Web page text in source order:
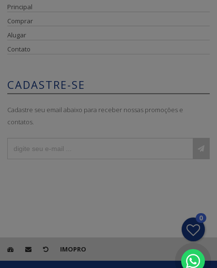
Principal
Comprar
Alugar
Contato
CADASTRE-SE
Cadastre seu email abaixo para receber nossas promoções e
contatos.
IMOPRO
0